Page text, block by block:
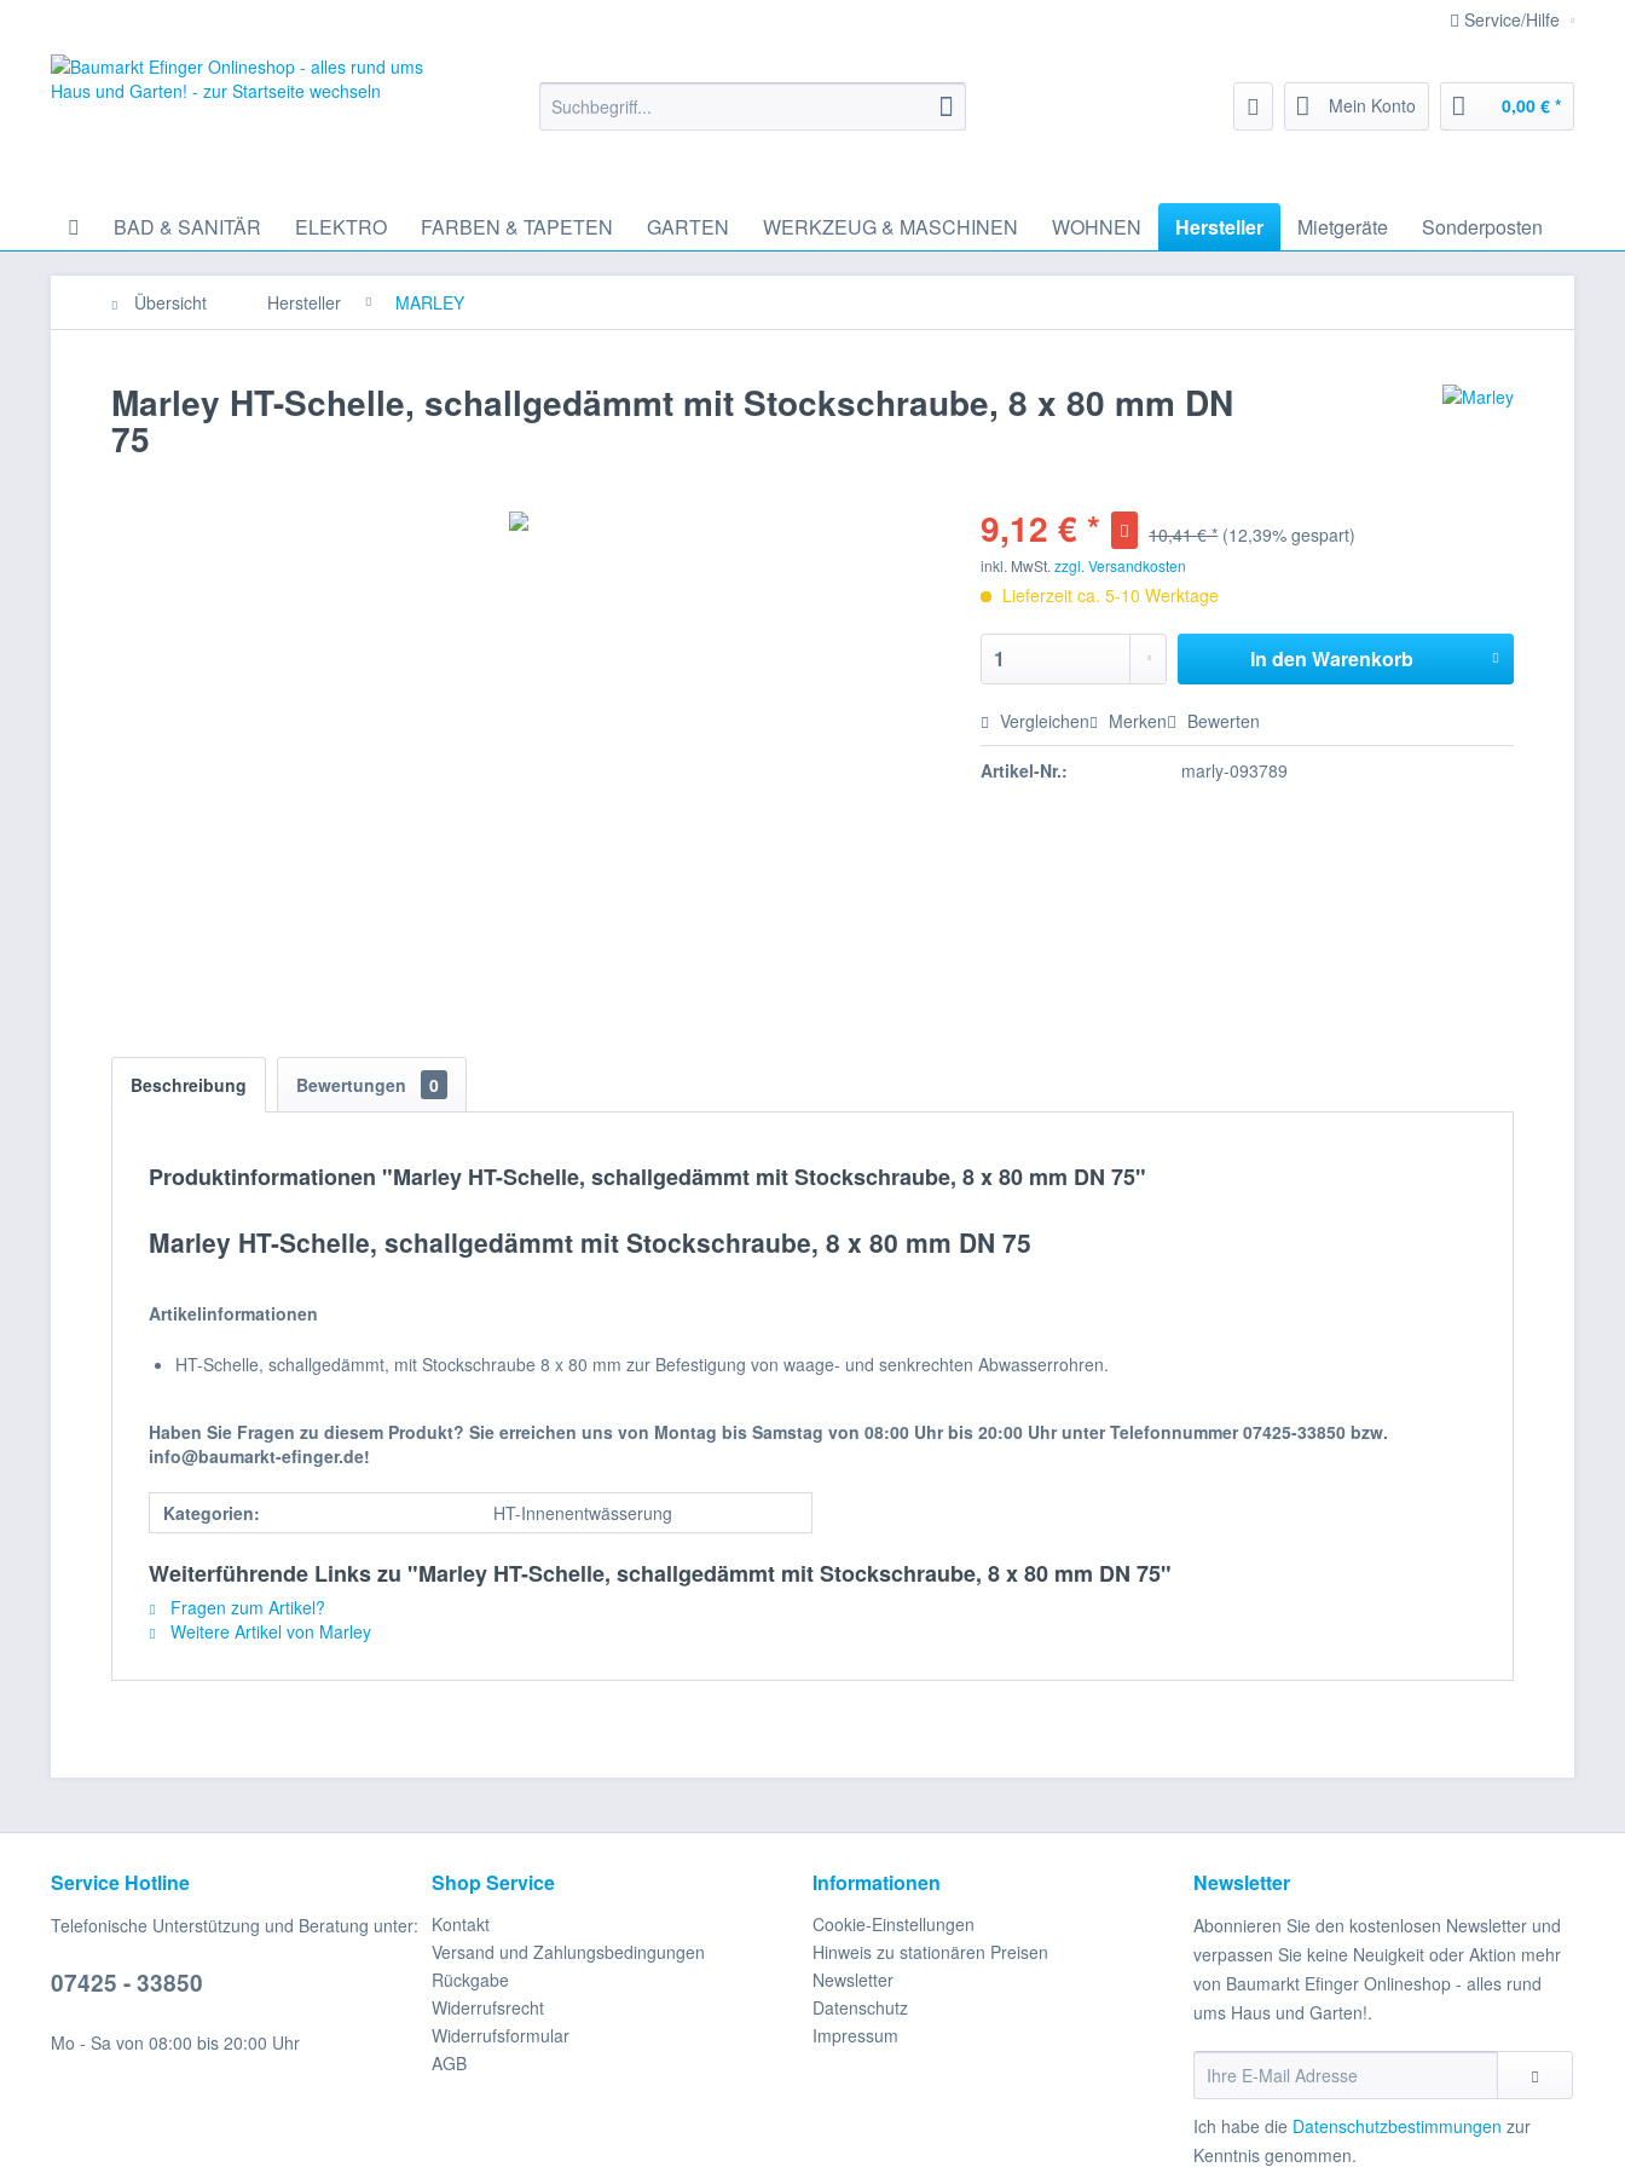
Service/Hilfe
Mein Konto 0,00 € *
BAD & SANITÄR ELEKTRO FARBEN & TAPETEN GARTEN WERKZEUG & MASCHINEN WOHNEN Hersteller Mietgeräte Sonderposten
Übersicht Hersteller MARLEY
Marley HT-Schelle, schallgedämmt mit Stockschraube, 8 x 80 mm DN
75
9,12 € *
10,41 € * (12,39% gespart)
inkl. MwSt.zzgl. Versandkosten
Lieferzeit ca. 5-10 Werktage
In den Warenkorb
Vergleichen Merken Bewerten
Artikel-Nr.: marly-093789
Beschreibung Bewertungen 0
Produktinformationen "Marley HT-Schelle, schallgedämmt mit Stockschraube, 8 x 80 mm DN 75"
Marley HT-Schelle, schallgedämmt mit Stockschraube, 8 x 80 mm DN 75
Artikelinformationen
HT-Schelle, schallgedämmt, mit Stockschraube 8 x 80 mm zur Befestigung von waage- und senkrechten Abwasserrohren.
Haben Sie Fragen zu diesem Produkt? Sie erreichen uns von Montag bis Samstag von 08:00 Uhr bis 20:00 Uhr unter Telefonnummer 07425-33850 bzw.
info@baumarkt-efinger.de!
Kategorien: HT-Innenentwässerung
Weiterführende Links zu "Marley HT-Schelle, schallgedämmt mit Stockschraube, 8 x 80 mm DN 75"
Fragen zum Artikel?
Weitere Artikel von Marley
Service Hotline
Telefonische Unterstützung und Beratung unter:
07425 - 33850
Mo - Sa von 08:00 bis 20:00 Uhr
Shop Service
Kontakt
Versand und Zahlungsbedingungen
Rückgabe
Widerrufsrecht
Widerrufsformular
AGB
Informationen
Cookie-Einstellungen
Hinweis zu stationären Preisen
Newsletter
Datenschutz
Impressum
Newsletter
Abonnieren Sie den kostenlosen Newsletter und
verpassen Sie keine Neuigkeit oder Aktion mehr
von Baumarkt Efinger Onlineshop - alles rund
ums Haus und Garten!.
Ich habe die Datenschutzbestimmungen zur
Kenntnis genommen.